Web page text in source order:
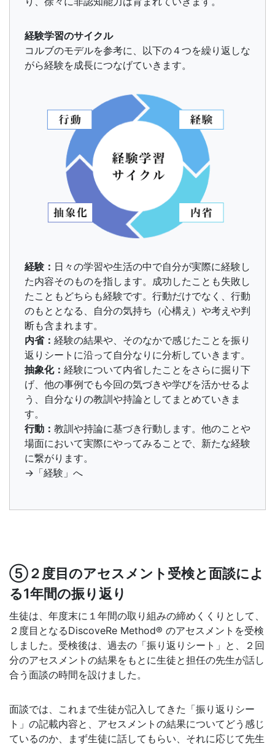
経験学習のサイクル
コルブのモデルを参考に、以下の４つを繰り返しな
がら経験を成長につなげていきます。
経験： 日々の学習や生活の中で自分が実際に経験し
た内容そのものを指します。成功したことも失敗し
たこともどちらも経験です。行動だけでなく、行動
のもととなる、自分の気持ち（心構え）や考えや判
断も含まれます。
内省： 経験の結果や、そのなかで感じたことを振り
返りシートに沿って自分なりに分析していきます。
抽象化： 経験について内省したことをさらに掘り下
げ、他の事例でも今回の気づきや学びを活かせるよ
う、自分なりの教訓や持論としてまとめていきま
す。
行動： 教訓や持論に基づき行動します。他のことや
場面において実際にやってみることで、新たな経験
に繋がります。
→「経験」へ
⑤２度目のアセスメント受検と面談によ
る1年間の振り返り
生徒は、年度末に１年間の取り組みの締めくくりとして、
２度目となるDiscoveRe Method® のアセスメントを受検
しました。受検後は、過去の「振り返りシート」と、２回
分のアセスメントの結果をもとに生徒と担任の先生が話し
合う面談の時間を設けました。
面談では、これまで生徒が記入してきた「振り返りシー
ト」の記載内容と、アセスメントの結果についてどう感じ
ているのか、まず生徒に話してもらい、それに応じて先生